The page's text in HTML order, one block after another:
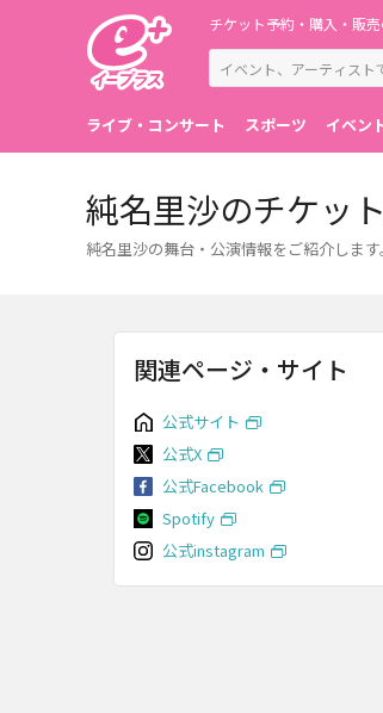
チケット予約・購入・販
ライブ・コンサート スポーツ イベン
純名里沙のチケッ
純名里沙の舞台・公演情報をご紹介しま
関連ページ・サイト
公式サイト
公式X
公式Facebook
Spotify
公式instagram